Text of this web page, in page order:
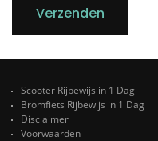
Verzenden
Scooter Rijbewijs in 1 Dag
Bromfiets Rijbewijs in 1 Dag
Disclaimer
Voorwaarden